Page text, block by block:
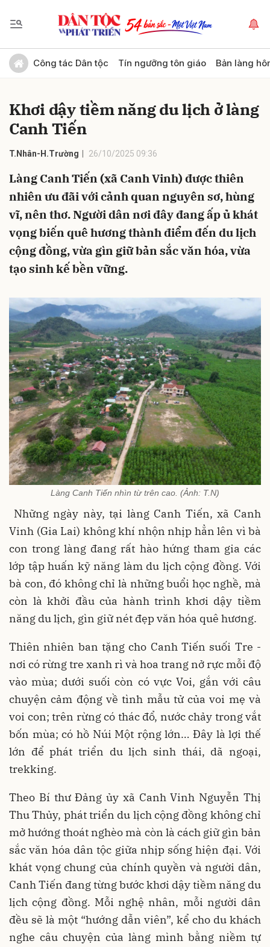
Công tác Dân tộc Tín ngưỡng tôn giáo Bản làng
Khơi dậy tiềm năng du lịch ở làng
Canh Tiến
T.Nhân-H.Trường 26/10/2025 09:36
Làng Canh Tiến (xã Canh Vinh) được thiên
nhiên ưu đãi với cảnh quan nguyên sơ, hùng
vĩ, nên thơ. Người dân nơi đây đang ấp ủ khát
vọng biến quê hương thành điểm đến du lịch
cộng đồng, vừa gìn giữ bản sắc văn hóa, vừa
tạo sinh kế bền vững.
Làng Canh Tiến nhìn từ trên cao. (Ảnh: T.N)
Những ngày này, tại làng Canh Tiến, xã Canh
Vinh (Gia Lai) không khí nhộn nhịp hẳn lên vì bà
con trong làng đang rất hào hứng tham gia các
lớp tập huấn kỹ năng làm du lịch cộng đồng. Với
bà con, đó không chỉ là những buổi học nghề, mà
còn là khởi đầu của hành trình khơi dậy tiềm
năng du lịch, gìn giữ nét đẹp văn hóa quê hương.
Thiên nhiên ban tặng cho Canh Tiến suối Tre -
nơi có rừng tre xanh rì và hoa trang nở rực mỗi độ
vào mùa; dưới suối còn có vực Voi, gắn với câu
chuyện cảm động về tình mẫu tử của voi mẹ và
voi con; trên rừng có thác đổ, nước chảy trong vắt
bốn mùa; có hồ Núi Một rộng lớn… Đây là lợi thế
lớn để phát triển du lịch sinh thái, dã ngoại,
trekking.
Theo Bí thư Đảng ủy xã Canh Vinh Nguyễn Thị
Thu Thủy, phát triển du lịch cộng đồng không chỉ
mở hướng thoát nghèo mà còn là cách giữ gìn bản
sắc văn hóa dân tộc giữa nhịp sống hiện đại. Với
khát vọng chung của chính quyền và người dân,
Canh Tiến đang từng bước khơi dậy tiềm năng du
lịch cộng đồng. Mỗi nghệ nhân, mỗi người dân
đều sẽ là một “hướng dẫn viên”, kể cho du khách
nghe câu chuyện của làng mình bằng niềm tự
Gửi bình luận
Hủy Gửi